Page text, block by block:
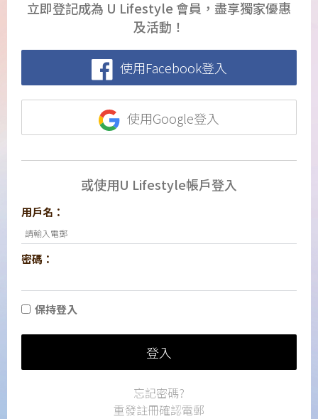
立即登記成為 U Lifestyle 會員，盡享獨家優惠
及活動！
使用Facebook登入
使用Google登入
或使用U Lifestyle帳戶登入
用戶名：
密碼：
保持登入
登入
忘記密碼?
重發註冊確認電郵